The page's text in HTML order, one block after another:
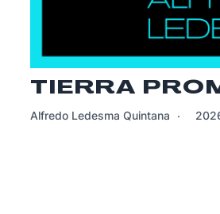
TIERRA
Alfredo Ledesma Quintana